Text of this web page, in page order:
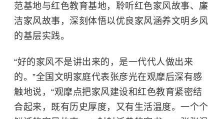
范基地与红色教育基地，聆听红色家风故事、廉
洁家风故事，深刻体悟以优良家风涵养文明乡风
的基层实践。
“好的家风不是讲出来的，是一代代人做出来
的。”全国文明家庭代表张彦光在观摩后深有感
触地说，“观摩点把家风建设和红色教育紧密结
合起来，既有历史厚度，又有生活温度。一个个